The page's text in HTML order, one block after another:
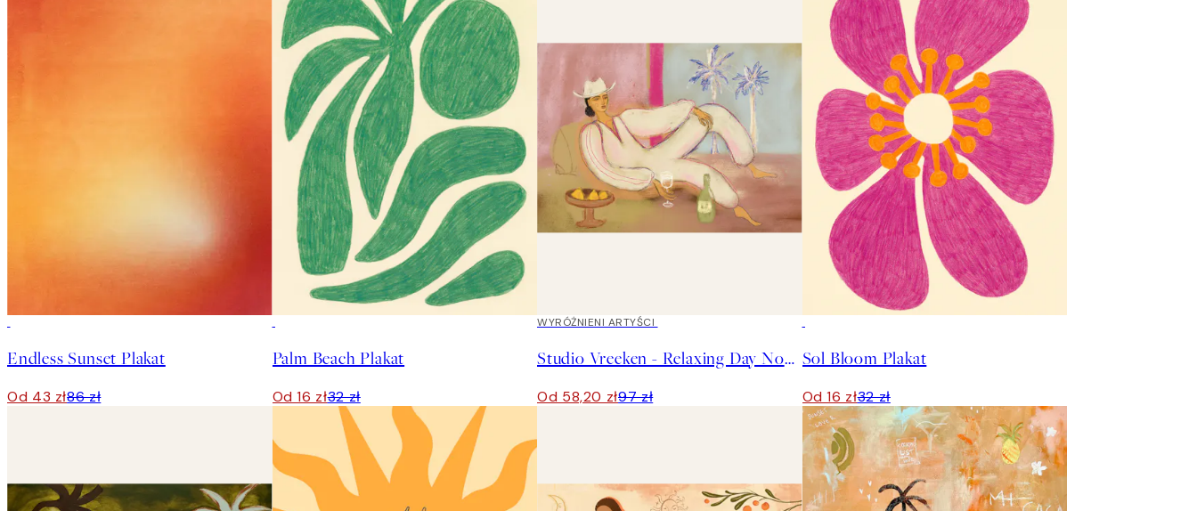
Endless Sunset Plakat
Od 43 zł86 zł
Palm Beach Plakat
Od 16 zł32 zł
40%*
WYRÓŻNIENI ARTYŚCI
Studio Vreeken - Relaxing Day No2 Plakat
Od 58,20 zł97 zł
Sol Bloom Plakat
Od 16 zł32 zł